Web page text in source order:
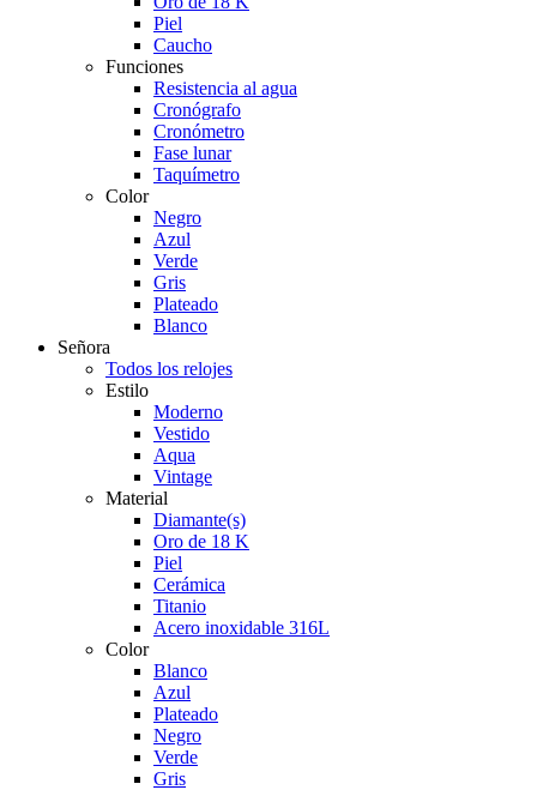
Piel
Caucho
Funciones
Resistencia al agua
Cronógrafo
Cronómetro
Fase lunar
Taquímetro
Color
Negro
Azul
Verde
Gris
Plateado
Blanco
Señora
Todos los relojes
Estilo
Moderno
Vestido
Aqua
Vintage
Material
Diamante(s)
Oro de 18 K
Piel
Cerámica
Titanio
Acero inoxidable 316L
Color
Blanco
Azul
Plateado
Negro
Verde
Gris